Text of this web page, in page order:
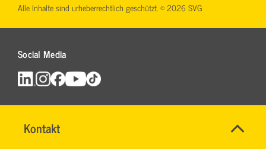
Kontakt
IHR
Name*
Schnell
&
Social Media
Alle Inhalte sind urheberrechtlich geschützt. © 2026 SVG